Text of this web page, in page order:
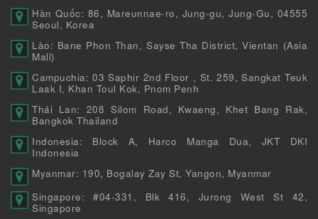
Hàn Quốc: 86, Mareunnae-ro, Jung-gu, Jung-Gu, 04555
Seoul, Korea
Lào: Bane Phon Than, Sayse Tha District, Vientan (Asia
Mall)
Campuchia: 03 Saphir 2nd Floor , St. 259, Sangkat Teuk
Laak I, Khan Toul Kok, Pnom Penh
Thái Lan: 208 Silom Road, Kwaeng, Khet Bang Rak,
Bangkok Thailand
Indonesia: Block A, Harco Manga Dua, JKT DKI
Indonesia
Myanmar: 190, Bogalay Zay St, Yangon, Myanmar
Singapore: #04-331, Blk 416, Jurong West St 42,
Singapore